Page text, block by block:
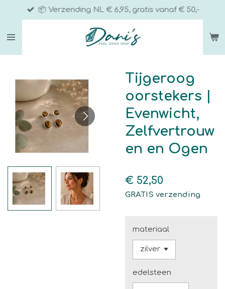
direct
naar
📦 Verzending NL € 6,95, gratis vanaf € 50,-
Tijgeroog
oorstekers |
Evenwicht,
Zelfvertrouw
en en Ogen
€ 52,50
GRATIS verzending
materiaal
edelsteen